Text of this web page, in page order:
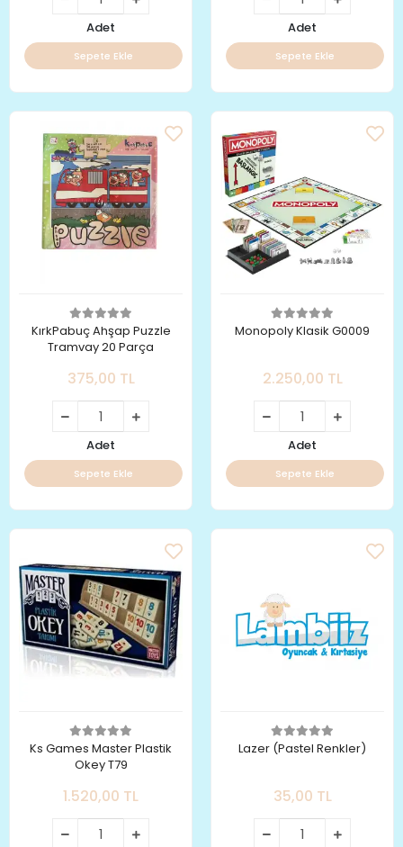
Adet
Sepete Ekle
Adet
Sepete Ekle
KırkPabuç Ahşap Puzzle
Tramvay 20 Parça
375,00 TL
Adet
Sepete Ekle
Monopoly Klasik G0009
2.250,00 TL
Adet
Sepete Ekle
Ks Games Master Plastik
Okey T79
1.520,00 TL
Lazer (Pastel Renkler)
35,00 TL